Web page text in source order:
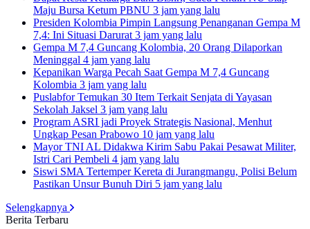
Maju Bursa Ketum PBNU 3 jam yang lalu
Presiden Kolombia Pimpin Langsung Penanganan Gempa M
7,4: Ini Situasi Darurat3 jam yang lalu
Gempa M 7,4 Guncang Kolombia, 20 Orang Dilaporkan
Meninggal 4 jam yang lalu
Kepanikan Warga Pecah Saat Gempa M 7,4 Guncang
Kolombia 3 jam yang lalu
Puslabfor Temukan 30 Item Terkait Senjata di Yayasan
Sekolah Jaksel 3 jam yang lalu
Program ASRI jadi Proyek Strategis Nasional, Menhut
Ungkap Pesan Prabowo 10 jam yang lalu
Mayor TNI AL Didakwa Kirim Sabu Pakai Pesawat Militer,
Istri Cari Pembeli 4 jam yang lalu
Siswi SMA Tertemper Kereta di Jurangmangu, Polisi Belum
Pastikan Unsur Bunuh Diri 5 jam yang lalu
Selengkapnya
Berita Terbaru